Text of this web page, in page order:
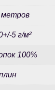
метров
5 г/м²
100%